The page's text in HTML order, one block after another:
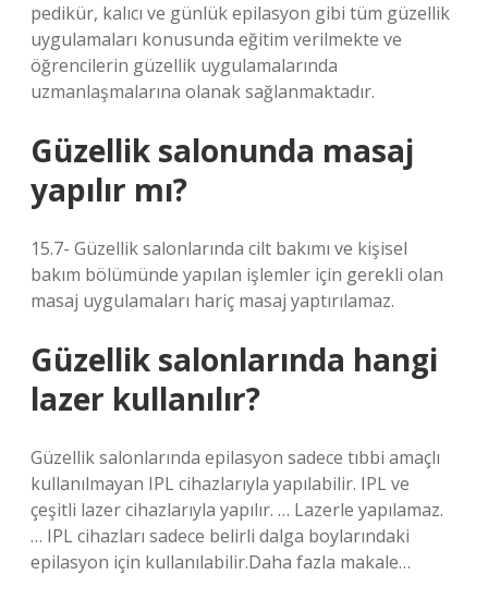
pedikür, kalıcı ve günlük epilasyon gibi tüm güzellik
uygulamaları konusunda eğitim verilmekte ve
öğrencilerin güzellik uygulamalarında
uzmanlaşmalarına olanak sağlanmaktadır.
Güzellik salonunda masaj
yapılır mı?
15.7- Güzellik salonlarında cilt bakımı ve kişisel
bakım bölümünde yapılan işlemler için gerekli olan
masaj uygulamaları hariç masaj yaptırılamaz.
Güzellik salonlarında hangi
lazer kullanılır?
Güzellik salonlarında epilasyon sadece tıbbi amaçlı
kullanılmayan IPL cihazlarıyla yapılabilir. IPL ve
çeşitli lazer cihazlarıyla yapılır. … Lazerle yapılamaz.
… IPL cihazları sadece belirli dalga boylarındaki
epilasyon için kullanılabilir.Daha fazla makale…